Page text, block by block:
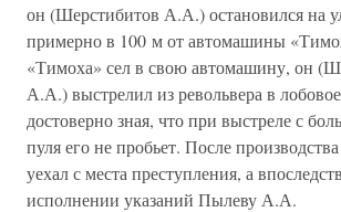
он (Шерстибитов А.А.) остановился на
примерно в 100 м от автомашины
«Тимоха» сел в свою автомашину, он
А.А.) выстрелил из револьвера в
достоверно зная, что при выстреле с
пуля его не пробьет. После
уехал с места преступления, а
исполнении указаний Пылеву А.А.